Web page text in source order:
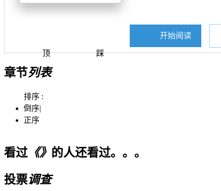
顶 踩
开始阅读
章节列表
排序 :
倒序|
正序
看过《》 的人还看过。。。
投票调查